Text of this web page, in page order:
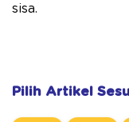
sisa.
Pilih Artikel